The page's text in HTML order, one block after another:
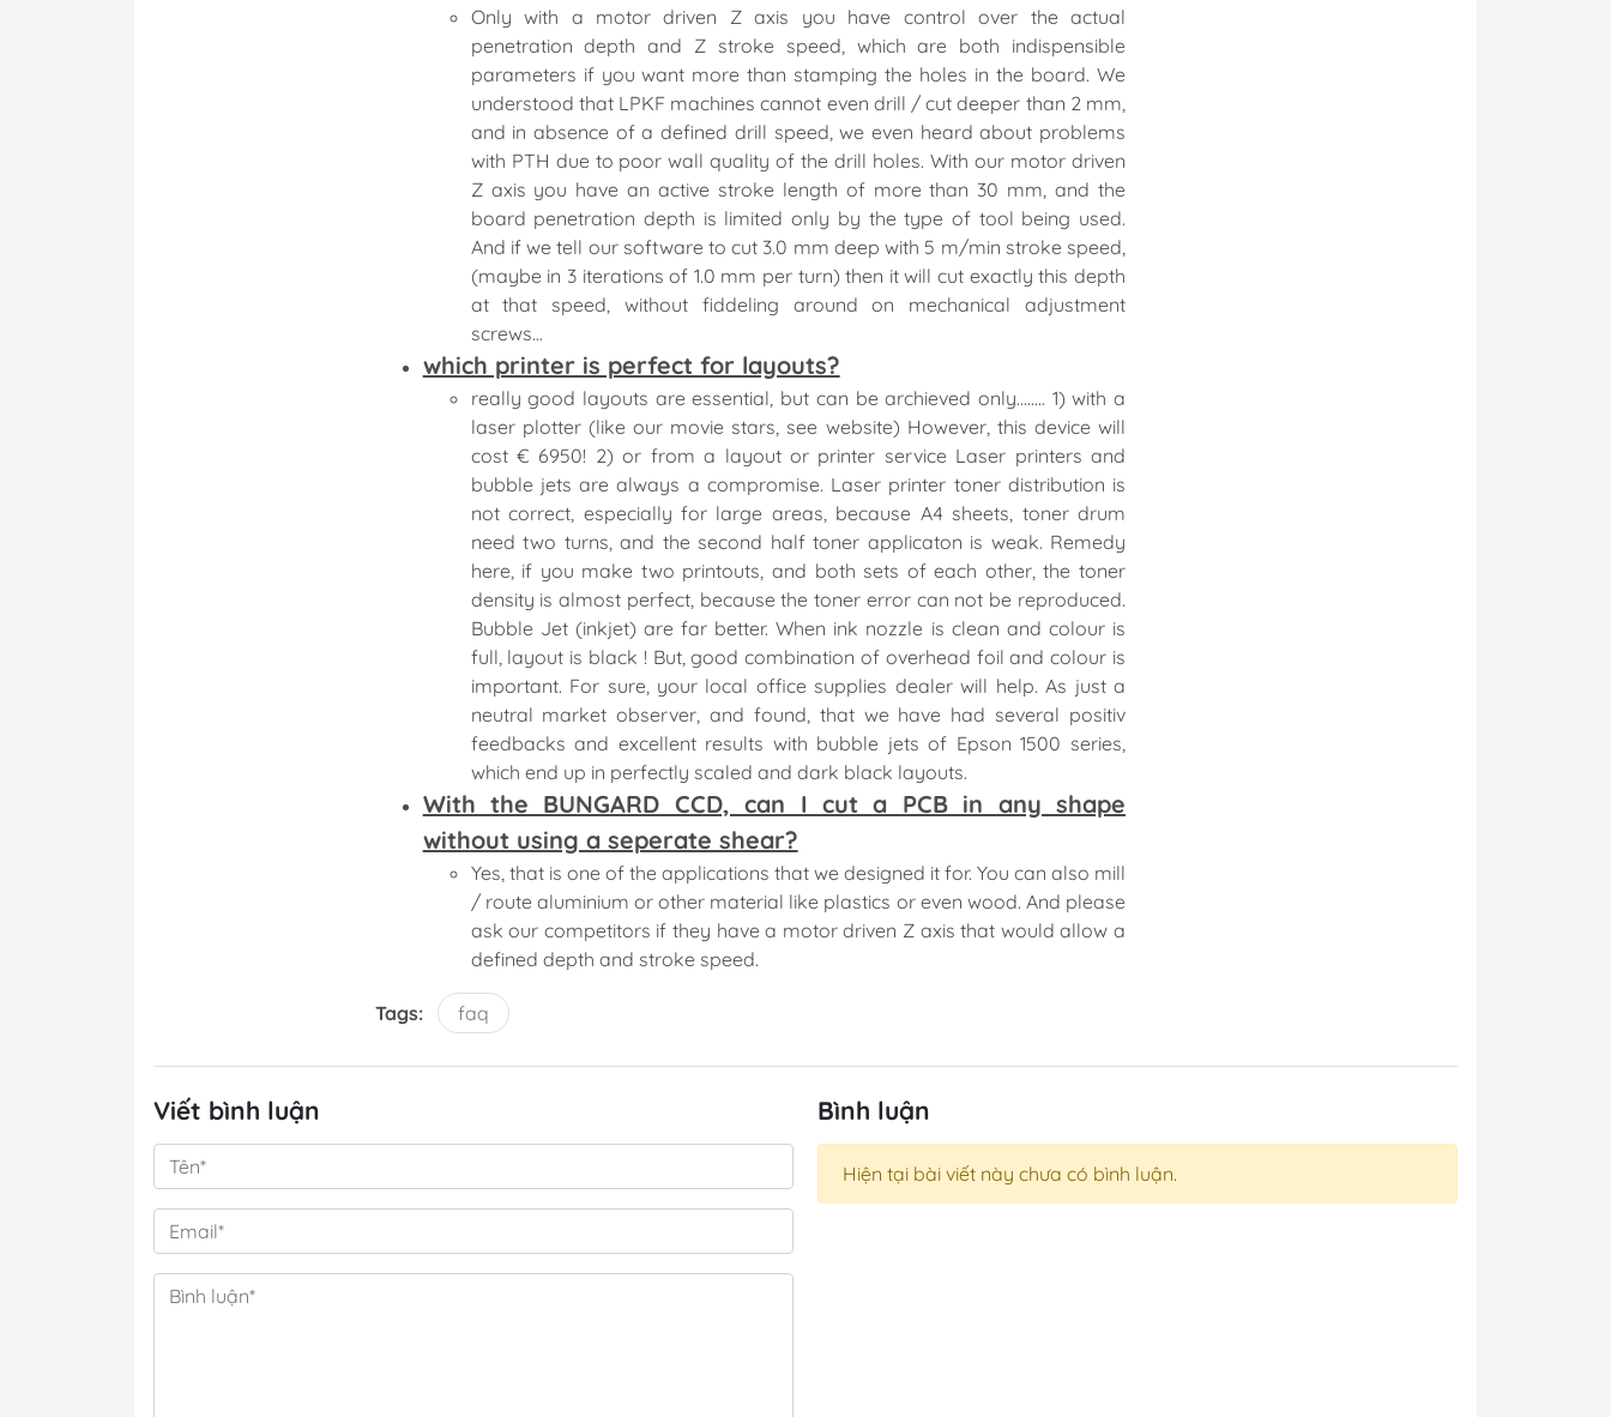
Only with a motor driven Z axis you have control over the actual
penetration depth and Z stroke speed, which are both indispensible
parameters if you want more than stamping the holes in the board. We
understood that LPKF machines cannot even drill / cut deeper than 2 mm,
and in absence of a defined drill speed, we even heard about problems
with PTH due to poor wall quality of the drill holes. With our motor driven
Z axis you have an active stroke length of more than 30 mm, and the
board penetration depth is limited only by the type of tool being used.
And if we tell our software to cut 3.0 mm deep with 5 m/min stroke speed,
(maybe in 3 iterations of 1.0 mm per turn) then it will cut exactly this depth
at that speed, without fiddeling around on mechanical adjustment
screws...
which printer is perfect for layouts?
really good layouts are essential, but can be archieved only........ 1) with a
laser plotter (like our movie stars, see website) However, this device will
cost € 6950! 2) or from a layout or printer service Laser printers and
bubble jets are always a compromise. Laser printer toner distribution is
not correct, especially for large areas, because A4 sheets, toner drum
need two turns, and the second half toner applicaton is weak. Remedy
here, if you make two printouts, and both sets of each other, the toner
density is almost perfect, because the toner error can not be reproduced.
Bubble Jet (inkjet) are far better. When ink nozzle is clean and colour is
full, layout is black ! But, good combination of overhead foil and colour is
important. For sure, your local office supplies dealer will help. As just a
neutral market observer, and found, that we have had several positiv
feedbacks and excellent results with bubble jets of Epson 1500 series,
which end up in perfectly scaled and dark black layouts.
With the BUNGARD CCD, can I cut a PCB in any shape
without using a seperate shear?
Yes, that is one of the applications that we designed it for. You can also mill
/ route aluminium or other material like plastics or even wood. And please
ask our competitors if they have a motor driven Z axis that would allow a
defined depth and stroke speed.
Tags: faq
Viết bình luận Bình luận
Hiện tại bài viết này chưa có bình luận.